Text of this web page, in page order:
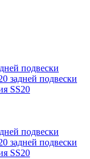
подвески
задней подвески
SS20
подвески
задней подвески
SS20